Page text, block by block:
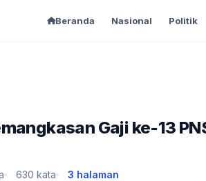
Beranda Nasional Politik
Gaji ke-13
630 kata 3 halaman